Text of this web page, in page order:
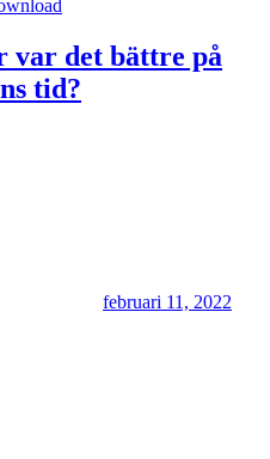
var det bättre på
tid?
februari 11, 2022